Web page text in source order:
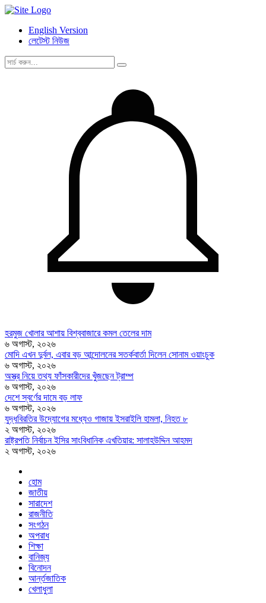
English Version
লেটেস্ট নিউজ
হরমুজ খোলার আশায় বিশ্ববাজারে কমল তেলের দাম
৬ অগাস্ট, ২০২৬
মোদি এখন দুর্বল, এবার বড় আন্দোলনের সতর্কবার্তা দিলেন সোনাম ওয়াংচুক
৬ অগাস্ট, ২০২৬
অস্ত্র নিয়ে তথ্য ফাঁসকারীদের খুঁজছেন ট্রাম্প
৬ অগাস্ট, ২০২৬
দেশে স্বর্ণের দামে বড় লাফ
৬ অগাস্ট, ২০২৬
যুদ্ধবিরতির উদ্যোগের মধ্যেও গাজায় ইসরাইলি হামলা, নিহত ৮
২ অগাস্ট, ২০২৬
রাষ্ট্রপতি নির্বাচন ইসির সাংবিধানিক এখতিয়ার: সালাহউদ্দিন আহমদ
২ অগাস্ট, ২০২৬
হোম
জাতীয়
সারাদেশ
রাজনীতি
সংগঠন
অপরাধ
শিক্ষা
বানিজ্য
বিনোদন
আর্ন্তজাতিক
খেলাধুলা